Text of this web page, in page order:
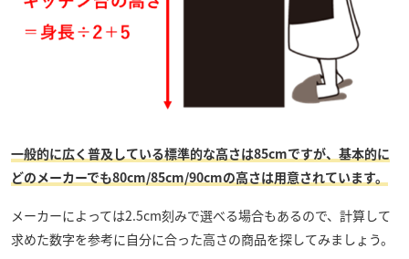
一般的に広く普及している標準的な高さは85cmですが、基本的に
どのメーカーでも80cm/85cm/90cmの高さは用意されています。
メーカーによっては2.5cm刻みで選べる場合もあるので、計算して
求めた数字を参考に自分に合った高さの商品を探してみましょう。